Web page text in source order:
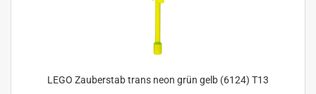
LEGO Zauberstab trans neon grün gelb (6124) T13